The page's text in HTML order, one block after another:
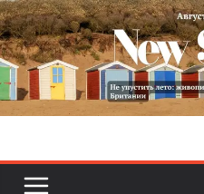
Skip
to
content